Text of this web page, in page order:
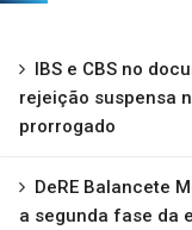
IBS e CBS no
rejeição suspensa
prorrogado
DeRE Balancete
a segunda fase da